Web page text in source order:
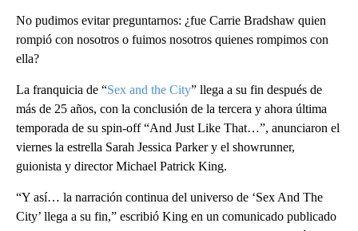
No pudimos evitar preguntarnos: ¿fue Carrie Bradshaw quien
rompió con nosotros o fuimos nosotros quienes rompimos con
ella?
La franquicia de “Sex and the City” llega a su fin después de
más de 25 años, con la conclusión de la tercera y ahora última
temporada de su spin-off “And Just Like That…”, anunciaron el
viernes la estrella Sarah Jessica Parker y el showrunner,
guionista y director Michael Patrick King.
“Y así… la narración continua del universo de ‘Sex And The
City’ llega a su fin,” escribió King en un comunicado publicado